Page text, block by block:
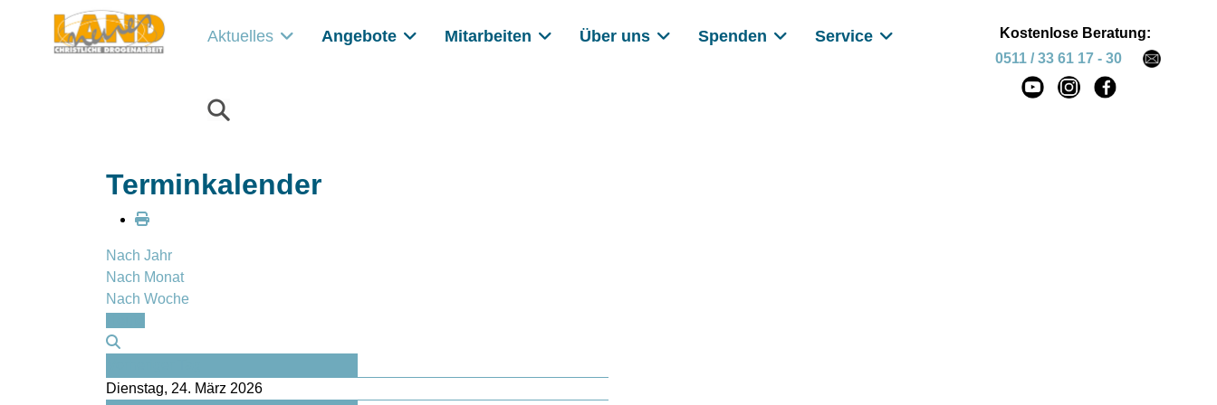
Aktuelles Angebote Mitarbeiten Über uns Spenden Service
Kostenlose Beratung:
0511 / 33 61 17 - 30
Terminkalender
Nach Jahr
Nach Monat
Nach Woche
Dienstag, 24. März 2026